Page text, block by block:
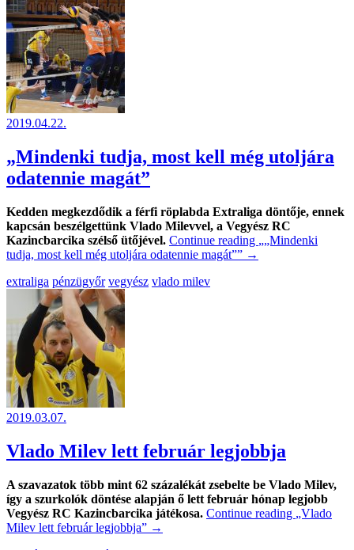
2019.04.22.
„Mindenki tudja, most kell még utoljára
odatennie magát”
Kedden megkezdődik a férfi röplabda Extraliga döntője, ennek
kapcsán beszélgettünk Vlado Milevvel, a Vegyész RC
Kazincbarcika szélső ütőjével. Continue reading „„Mindenki
tudja, most kell még utoljára odatennie magát”” →
extraliga pénzügyőr vegyész vlado milev
2019.03.07.
Vlado Milev lett február legjobbja
A szavazatok több mint 62 százalékát zsebelte be Vlado Milev,
így a szurkolók döntése alapján ő lett február hónap legjobb
Vegyész RC Kazincbarcika játékosa. Continue reading „Vlado
Milev lett február legjobbja” →